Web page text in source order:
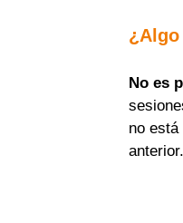
¿Algo
No es
no
anterior.